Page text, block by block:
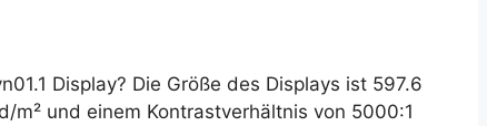
Display? Die Größe des Displays ist 597.6
und einem Kontrastverhältnis von 5000:1